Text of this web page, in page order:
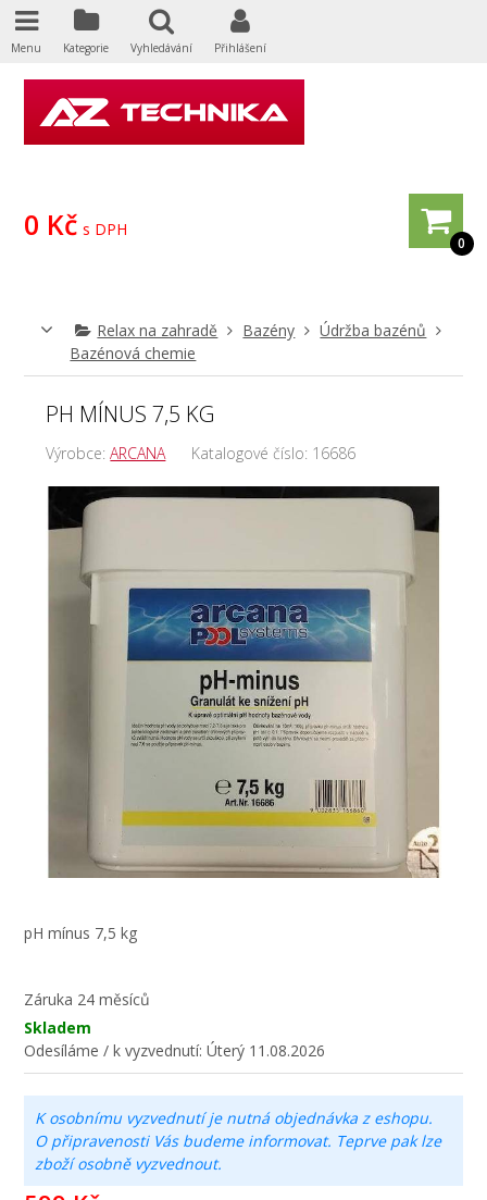
0
0 Kč s DPH
Relax na zahradě Bazény
Údržba bazénů
Bazénová chemie
PH MÍNUS 7,5 KG
Výrobce:ARCANA Katalogové číslo: 16686
pH mínus 7,5 kg
Záruka 24 měsíců
Skladem
Odesíláme / k vyzvednutí:Úterý 11.08.2026
K osobnímu vyzvednutí je nutná objednávka z eshopu.
O připravenosti Vás budeme informovat. Teprve pak lze
zboží osobně vyzvednout.
Menu Kategorie Vyhledávání Přihlášení